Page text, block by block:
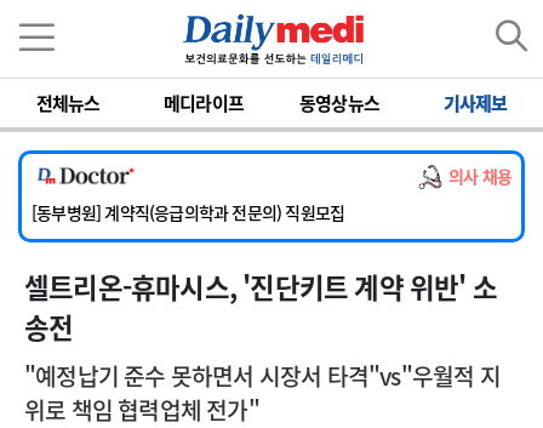
전체뉴스 메디라이프 동영상뉴스 기사제보
의사 채용
[서울아산병원] 2026년 하반기 인턴 모집
[영남대학교의료원] 마취통증의학과 임기제 임상의사 채용
[충남대학교병원] 소아청소년과(소아응급전담) 계약직 의사 공개채용
[동부병원] 계약직(응급의학과 전문의) 직원모집
[이대목동병원] 하반기 전공의(레지던트1년차) 모집
[서울아산병원] 2026년 하반기 인턴 모집
[영남대학교의료원] 마취통증의학과 임기제 임상의사 채용
셀트리온-휴마시스, '진단키트 계약 위반' 소
송전
"예정납기 준수 못하면서 시장서 타격"vs"우월적 지
위로 책임 협력업체 전가"